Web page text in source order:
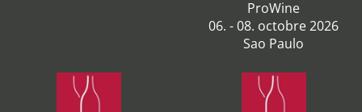
ProWine
06. - 08. octobre 2026
Sao Paulo